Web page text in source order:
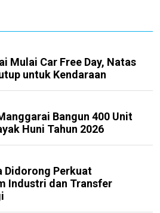
Mulai Car Free Day, Natas
untuk Kendaraan
Bangun 400 Unit
Huni Tahun 2026
Didorong Perkuat
Industri dan Transfer